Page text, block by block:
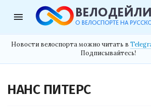
menu
Новости велоспорта можно читать в
Подписывайтесь!
НАНС ПИТЕРС